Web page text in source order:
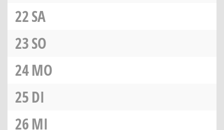
22SA
23SO
24MO
25DI
26MI